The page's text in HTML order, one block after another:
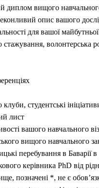
диплом вищого
опис вашого
для вашої
волонтерська
студентські
лист
вашого навчального
вищого навчального
перебування в
керівника PhD від
позначені *, не є